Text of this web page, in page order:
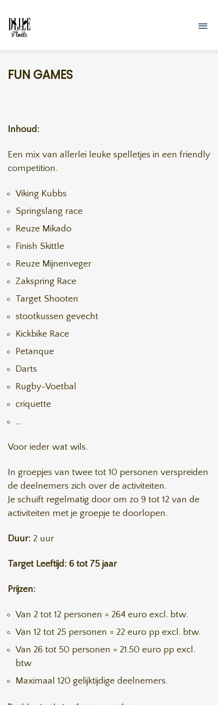
FUN GAMES
Inhoud:
Een mix van allerlei leuke spelletjes in een friendly
competition.
Viking Kubbs
Springslang race
Reuze Mikado
Finish Skittle
Reuze Mijnenveger
Zakspring Race
Target Shooten
stootkussen gevecht
Kickbike Race
Petanque
Darts
Rugby-Voetbal
criquette
...
Voor ieder wat wils.
In groepjes van twee tot 10 personen verspreiden
de deelnemers zich over de activiteiten.
Je schuift regelmatig door om zo 9 tot 12 van de
activiteiten met je groepje te doorlopen.
Duur: 2 uur
Target Leeftijd: 6 tot 75 jaar
Prijzen:
Van 2 tot 12 personen = 264 euro excl. btw.
Van 12 tot 25 personen = 22 euro pp excl. btw.
Van 26 tot 50 personen = 21.50 euro pp excl.
btw
Maximaal 120 gelijktijdige deelnemers.